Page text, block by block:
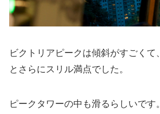
ビクトリアピークは傾斜がすごくて
とさらにスリル満点でした。
ピークタワーの中も滑るらしいです